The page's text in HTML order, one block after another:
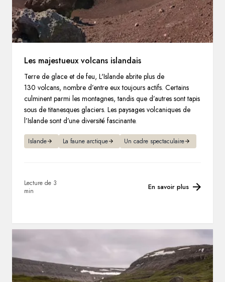
Les majestueux volcans islandais
Terre de glace et de feu, L'Islande abrite plus de
130 volcans, nombre d’entre eux toujours actifs. Certains
culminent parmi les montagnes, tandis que d’autres sont tapis
sous de titanesques glaciers. Les paysages volcaniques de
l’Islande sont d’une diversité fascinante.
Islande La faune arctique Un cadre spectaculaire
Lecture de 3
min
En savoir plus